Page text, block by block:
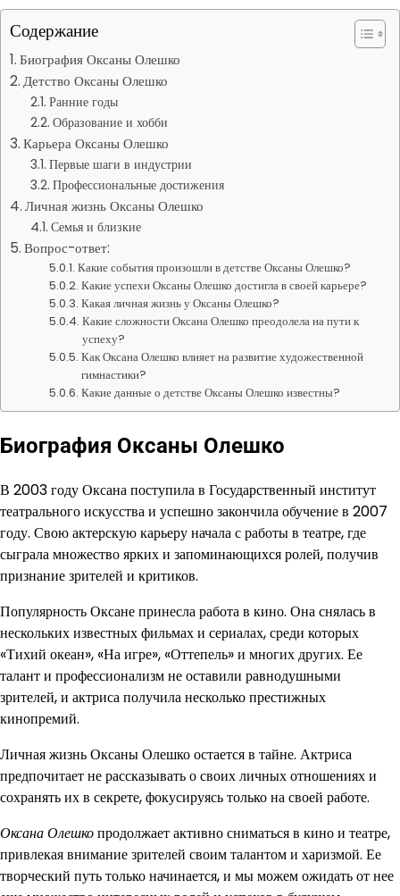
Содержание
Биография Оксаны Олешко
Детство Оксаны Олешко
Ранние годы
Образование и хобби
Карьера Оксаны Олешко
Первые шаги в индустрии
Профессиональные достижения
Личная жизнь Оксаны Олешко
Семья и близкие
Вопрос-ответ:
Какие события произошли в детстве Оксаны Олешко?
Какие успехи Оксаны Олешко достигла в своей карьере?
Какая личная жизнь у Оксаны Олешко?
Какие сложности Оксана Олешко преодолела на пути к
успеху?
Как Оксана Олешко влияет на развитие художественной
гимнастики?
Какие данные о детстве Оксаны Олешко известны?
Биография Оксаны Олешко
В 2003 году Оксана поступила в Государственный институт
театрального искусства и успешно закончила обучение в 2007
году. Свою актерскую карьеру начала с работы в театре, где
сыграла множество ярких и запоминающихся ролей, получив
признание зрителей и критиков.
Популярность Оксане принесла работа в кино. Она снялась в
нескольких известных фильмах и сериалах, среди которых
«Тихий океан», «На игре», «Оттепель» и многих других. Ее
талант и профессионализм не оставили равнодушными
зрителей, и актриса получила несколько престижных
кинопремий.
Личная жизнь Оксаны Олешко остается в тайне. Актриса
предпочитает не рассказывать о своих личных отношениях и
сохранять их в секрете, фокусируясь только на своей работе.
Оксана Олешкопродолжает активно сниматься в кино и театре,
привлекая внимание зрителей своим талантом и харизмой. Ее
творческий путь только начинается, и мы можем ожидать от нее